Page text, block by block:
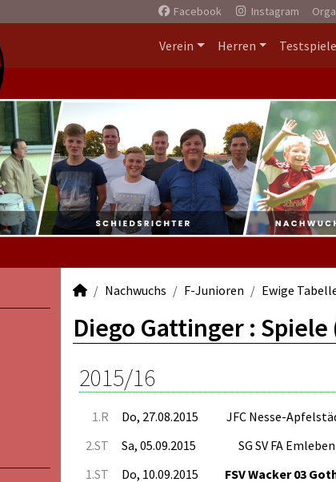
Facebook Instagram
Verein Herren Testspiele
Nachwuchs F-Junioren Ewige
Diego Gattinger :
2015/16
1.R Do, 27.08.2015 JFC Nesse-
2.ST
Sa, 05.09.2015 SG SV FA
1.ST
Do, 10.09.2015 FSV Wacker 03